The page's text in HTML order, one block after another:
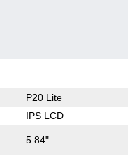
P20 Lite
IPS LCD
5.84"